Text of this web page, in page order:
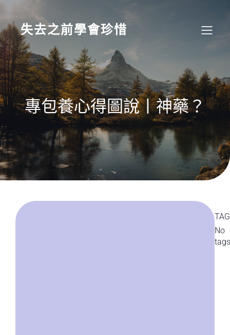
content
失去之前學會珍惜
專包養心得圖說丨神藥？
No
tags